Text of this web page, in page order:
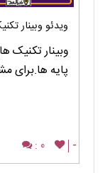
ویدئو وبینار
وبینار تکنیک
پایه ها.برای
-
0 :